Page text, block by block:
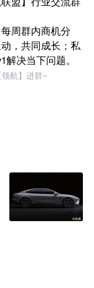
周群内商机分
，共同成长；私
决当下问题。
航】进群~